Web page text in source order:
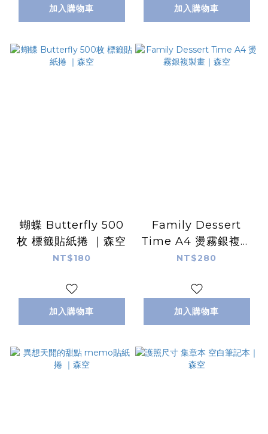
加入購物車 加入購物車
蝴蝶 Butterfly 500
枚 標籤貼紙捲 ｜森空
NT$180
加入購物車
Family Dessert
Time A4 燙霧銀複製
畫｜森空
NT$280
加入購物車